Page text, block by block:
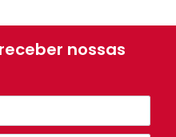
nossas